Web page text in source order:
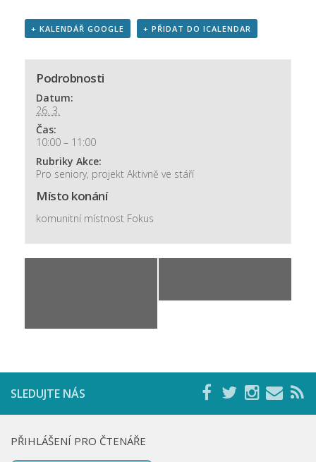
Online katalog
Vzdělávací centrum
Kontakt
Nová budova
+ KALENDÁŘ GOOGLE + PŘIDAT DO ICALENDAR
Podrobnosti
Datum:
26. 3.
Čas:
10:00 – 11:00
Rubriky Akce:
Pro seniory, projekt Aktivně ve stáří
Místo konání
komunitní místnost Fokus
SLEDUJTE NÁS
PŘIHLÁŠENÍ PRO ČTENÁŘE